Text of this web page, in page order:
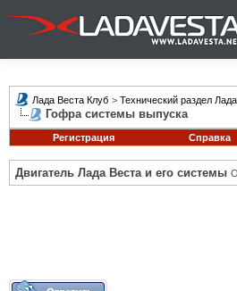
Лада Веста Клуб > Технический раздел
Гофра системы выпуска
Регистрация Справка
Двигатель Лада Веста и его системы